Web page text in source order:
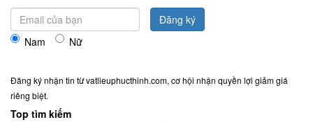
Nam Nữ
Đăng ký
Đăng ký nhận tin từ vatlieuphucthinh.com, cơ hội nhận quyền lợi giảm giá
riêng biệt.
Top tìm kiếm